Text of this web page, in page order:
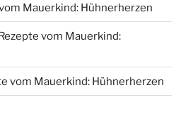
Mauerkind: Hühnerherzen
vom Mauerkind:
vom Mauerkind: Hühnerherzen